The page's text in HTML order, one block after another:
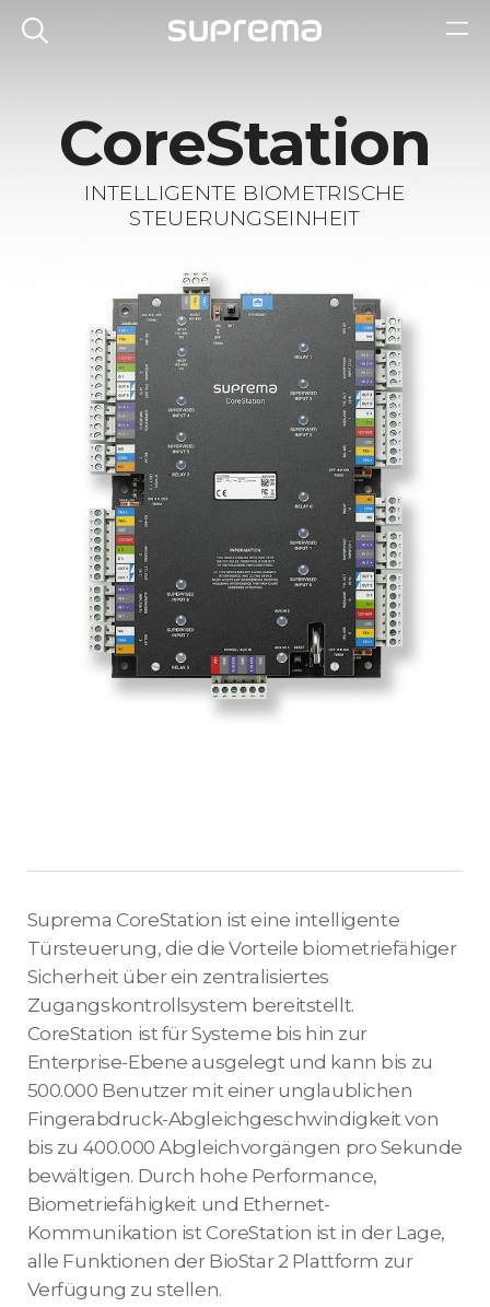
CoreStation
INTELLIGENTE BIOMETRISCHE
STEUERUNGSEINHEIT
Suprema CoreStation ist eine intelligente
Türsteuerung, die die Vorteile biometriefähiger
Sicherheit über ein zentralisiertes
Zugangskontrollsystem bereitstellt.
CoreStation ist für Systeme bis hin zur
Enterprise-Ebene ausgelegt und kann bis zu
500.000 Benutzer mit einer unglaublichen
Fingerabdruck-Abgleichgeschwindigkeit von
bis zu 400.000 Abgleichvorgängen pro Sekunde
bewältigen. Durch hohe Performance,
Biometriefähigkeit und Ethernet-
Kommunikation ist CoreStation ist in der Lage,
alle Funktionen der BioStar 2 Plattform zur
Verfügung zu stellen.